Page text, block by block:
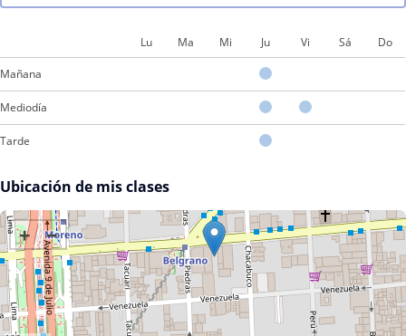
Lu Ma Mi Ju Vi Sá Do
Mañana
Mediodía
Tarde
Ubicación de mis clases
+ −